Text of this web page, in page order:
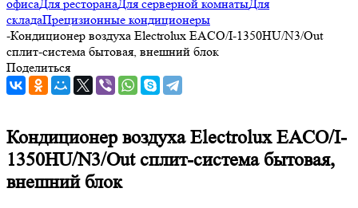
офисаДля ресторанаДля серверной комнатыДля
складаПрецизионные кондиционеры
-Кондиционер воздуха Electrolux EACO/I-1350HU/N3/Out
сплит-система бытовая, внешний блок
Поделиться
Кондиционер воздуха Electrolux EACO/I-
1350HU/N3/Out сплит-система бытовая,
внешний блок